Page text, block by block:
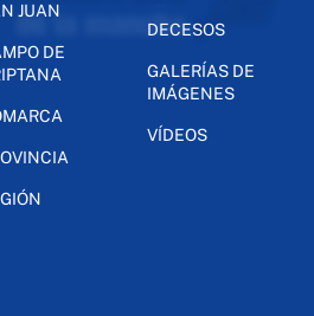
JUAN
DE
DECESOS
GALERÍAS DE
IMÁGENES
VÍDEOS